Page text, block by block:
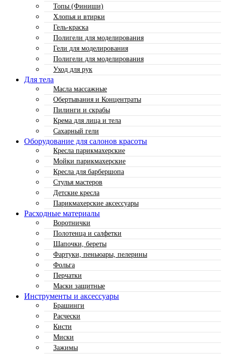
Топы (Финиши)
Хлопья и втирки
Гель-краска
Полигели для моделирования
Гели для моделирования
Полигели для моделирования
Уход для рук
Для тела
Масла массажные
Обертывания и Концентраты
Пилинги и скрабы
Крема для лица и тела
Сахарный гели
Оборудование для салонов красоты
Кресла парикмахерские
Мойки парикмахерские
Кресла для барбершопа
Стулья мастеров
Детские кресла
Парикмахерские аксессуары
Расходные материалы
Воротнички
Полотенца и салфетки
Шапочки, береты
Фартуки, пеньюары, пелерины
Фольга
Перчатки
Маски защитные
Инструменты и аксессуары
Брашинги
Расчески
Кисти
Миски
Зажимы